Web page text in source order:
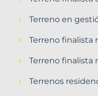
Terreno en
Terreno finalista
Terreno finalista
Terrenos